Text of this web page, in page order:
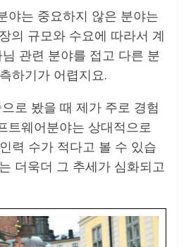
야는 중요하지 않은 분야는
의 규모와 수요에 따라서 계
관련 분야를 접고 다른 분
하기가 어렵지요.
로 봤을 때 제가 주로 경험
트웨어분야는 상대적으로
력 수가 적다고 볼 수 있습
더욱더 그 추세가 심화되고